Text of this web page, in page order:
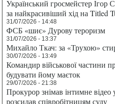
Український гросмейстер Ігор
за найкрасивіший хід на Titled
31/07/2026 - 14:48
ФСБ «шиє» Дурову тероризм
31/07/2026 - 13:37
Михайло Ткач: за «Трухою»
30/07/2026 - 13:49
Командир військової частини
будувати йому маєток
29/07/2026 - 21:38
Прокурор знімав інтимне відео
розсилав співробітницям суду